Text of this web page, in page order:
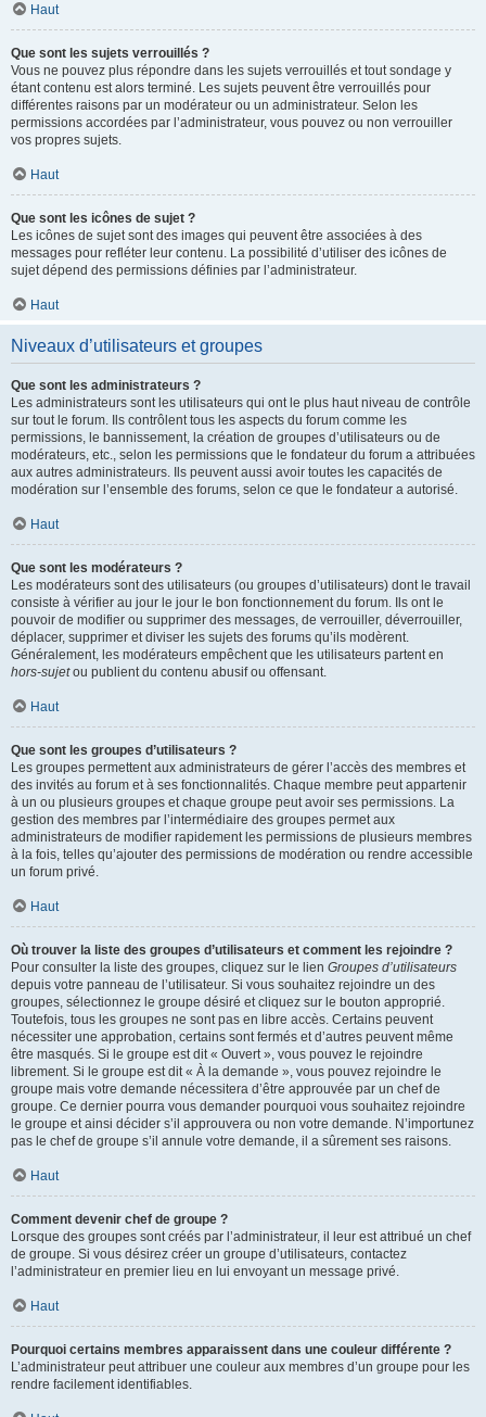
Haut
Que sont les sujets verrouillés ?
Vous ne pouvez plus répondre dans les sujets verrouillés et tout sondage y
étant contenu est alors terminé. Les sujets peuvent être verrouillés pour
différentes raisons par un modérateur ou un administrateur. Selon les
permissions accordées par l’administrateur, vous pouvez ou non verrouiller
vos propres sujets.
Haut
Que sont les icônes de sujet ?
Les icônes de sujet sont des images qui peuvent être associées à des
messages pour refléter leur contenu. La possibilité d’utiliser des icônes de
sujet dépend des permissions définies par l’administrateur.
Haut
Niveaux d’utilisateurs et groupes
Que sont les administrateurs ?
Les administrateurs sont les utilisateurs qui ont le plus haut niveau de contrôle
sur tout le forum. Ils contrôlent tous les aspects du forum comme les
permissions, le bannissement, la création de groupes d’utilisateurs ou de
modérateurs, etc., selon les permissions que le fondateur du forum a attribuées
aux autres administrateurs. Ils peuvent aussi avoir toutes les capacités de
modération sur l’ensemble des forums, selon ce que le fondateur a autorisé.
Haut
Que sont les modérateurs ?
Les modérateurs sont des utilisateurs (ou groupes d’utilisateurs) dont le travail
consiste à vérifier au jour le jour le bon fonctionnement du forum. Ils ont le
pouvoir de modifier ou supprimer des messages, de verrouiller, déverrouiller,
déplacer, supprimer et diviser les sujets des forums qu’ils modèrent.
Généralement, les modérateurs empêchent que les utilisateurs partent en
hors-sujetou publient du contenu abusif ou offensant.
Haut
Que sont les groupes d’utilisateurs ?
Les groupes permettent aux administrateurs de gérer l’accès des membres et
des invités au forum et à ses fonctionnalités. Chaque membre peut appartenir
à un ou plusieurs groupes et chaque groupe peut avoir ses permissions. La
gestion des membres par l’intermédiaire des groupes permet aux
administrateurs de modifier rapidement les permissions de plusieurs membres
à la fois, telles qu’ajouter des permissions de modération ou rendre accessible
un forum privé.
Haut
Où trouver la liste des groupes d’utilisateurs et comment les rejoindre ?
Pour consulter la liste des groupes, cliquez sur le lien Groupes d’utilisateurs
depuis votre panneau de l’utilisateur. Si vous souhaitez rejoindre un des
groupes, sélectionnez le groupe désiré et cliquez sur le bouton approprié.
Toutefois, tous les groupes ne sont pas en libre accès. Certains peuvent
nécessiter une approbation, certains sont fermés et d’autres peuvent même
être masqués. Si le groupe est dit « Ouvert », vous pouvez le rejoindre
librement. Si le groupe est dit « À la demande », vous pouvez rejoindre le
groupe mais votre demande nécessitera d’être approuvée par un chef de
groupe. Ce dernier pourra vous demander pourquoi vous souhaitez rejoindre
le groupe et ainsi décider s’il approuvera ou non votre demande. N’importunez
pas le chef de groupe s’il annule votre demande, il a sûrement ses raisons.
Haut
Comment devenir chef de groupe ?
Lorsque des groupes sont créés par l’administrateur, il leur est attribué un chef
de groupe. Si vous désirez créer un groupe d’utilisateurs, contactez
l’administrateur en premier lieu en lui envoyant un message privé.
Haut
Pourquoi certains membres apparaissent dans une couleur différente ?
L’administrateur peut attribuer une couleur aux membres d’un groupe pour les
rendre facilement identifiables.